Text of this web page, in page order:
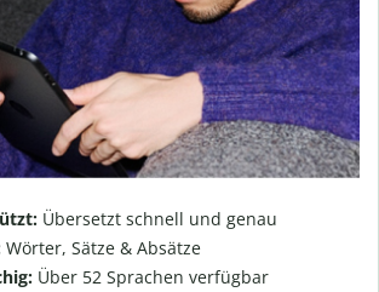
Übersetzt schnell und genau
Wörter, Sätze & Absätze
Über 52 Sprachen verfügbar